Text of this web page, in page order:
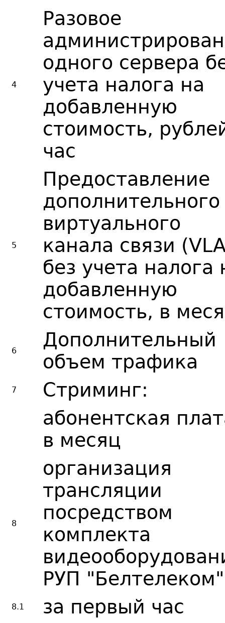
4
Разовое
одного сервера
учета налога на
добавленную
стоимость,
час
5
Предоставление
дополнительного
виртуального
канала связи
без учета налога
добавленную
стоимость, в
6
Дополнительный
объем трафика
7
Стриминг:
абонентская
в месяц
8
организация
трансляции
посредством
комплекта
РУП
8.1 за первый час